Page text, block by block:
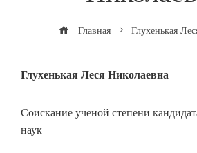
Главная Глухенькая
Глухенькая Леся Николаевна
Соискание ученой степени
наук